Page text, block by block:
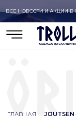
ВСЕ НОВОСТИ И АКЦИИ
ГЛАВНАЯ